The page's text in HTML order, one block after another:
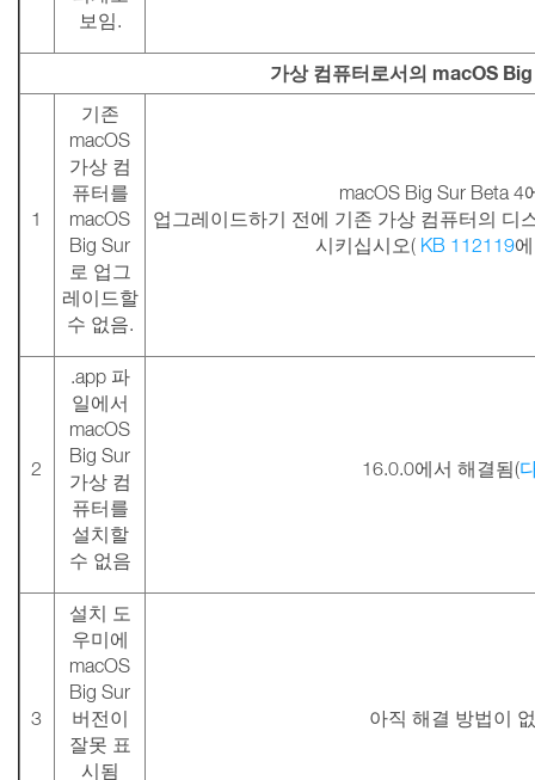
보임.
가상 컴퓨터로서의 macOS
1
기존
macOS
가상 컴
퓨터를
macOS
Big Sur
로 업그
레이드할
수 없음.
macOS Big Sur Beta 4
업그레이드하기 전에 기존 가상 컴퓨터의 디
시키십시오( KB 112119
2
.app 파
일에서
macOS
Big Sur
가상 컴
퓨터를
설치할
수 없음
16.0.0에서 해결됨(
3
설치 도
우미에
macOS
Big Sur
버전이
잘못 표
시됨
아직 해결 방법이